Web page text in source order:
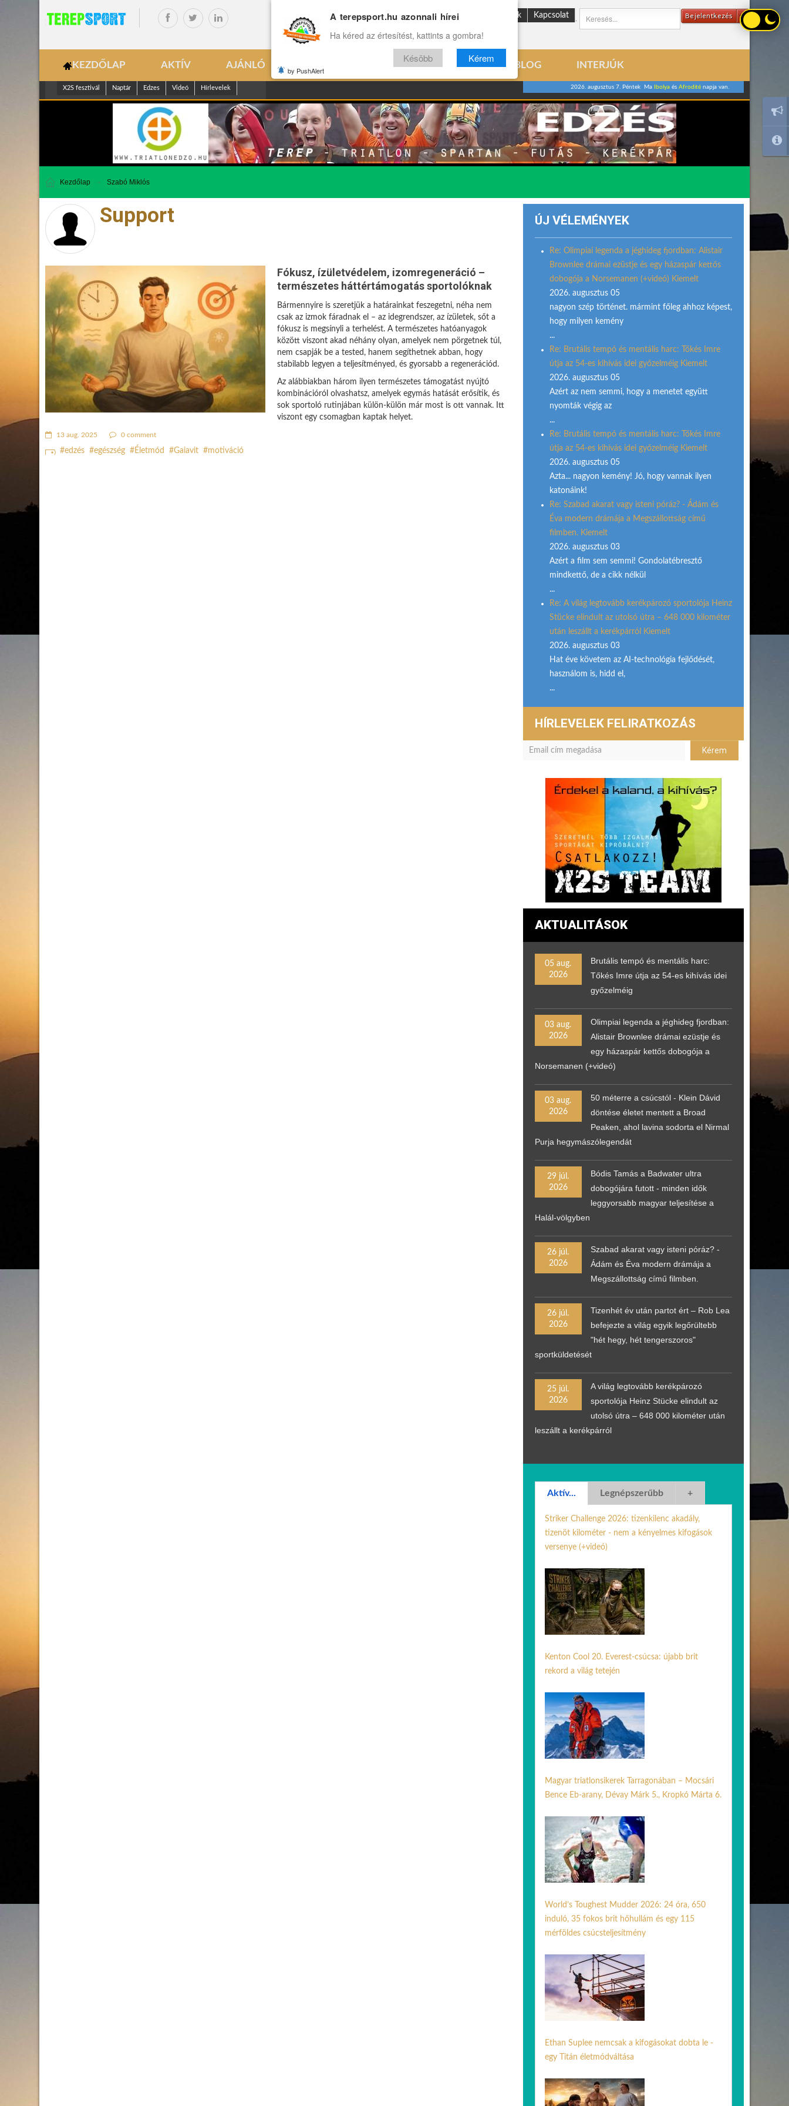
Bejelentkezés
ENG Reviews Archívum Rólunk Kapcsolat
KEZDŐLAP AKTÍV AJÁNLÓ ÉLETMÓD VILÁG BLOG INTERJÚK
X2S fesztivál Naptár Edzes Videó Hírlevelek 2026. augusztus 7. Péntek Ma Ibolyaés Afroditénapja van.
Kezdőlap Szabó Miklós
Support
Fókusz, ízületvédelem, izomregeneráció –
természetes háttértámogatás sportolóknak
Bármennyire is szeretjük a határainkat feszegetni, néha nem
csak az izmok fáradnak el – az idegrendszer, az ízületek, sőt a
fókusz is megsínyli a terhelést. A természetes hatóanyagok
között viszont akad néhány olyan, amelyek nem pörgetnek túl,
nem csapják be a tested, hanem segíthetnek abban, hogy
stabilabb legyen a teljesítményed, és gyorsabb a regenerációd.
Az alábbiakban három ilyen természetes támogatást nyújtó
kombinációról olvashatsz, amelyek egymás hatását erősítik, és
sok sportoló rutinjában külön-külön már most is ott vannak. Itt
viszont egy csomagban kaptak helyet.
13 aug. 2025 0 comment
edzés egészség Életmód Gaiavit motiváció
ÚJ VÉLEMÉNYEK
Re: Olimpiai legenda a jéghideg fjordban: Alistair
Brownlee drámai ezüstje és egy házaspár kettős
dobogója a Norsemanen (+videó) Kiemelt
2026. augusztus 05
nagyon szép történet. mármint főleg ahhoz képest,
hogy milyen kemény
...
Re: Brutális tempó és mentális harc: Tőkés Imre
útja az 54-es kihívás idei győzelméig Kiemelt
2026. augusztus 05
Azért az nem semmi, hogy a menetet együtt
nyomták végig az
...
Re: Brutális tempó és mentális harc: Tőkés Imre
útja az 54-es kihívás idei győzelméig Kiemelt
2026. augusztus 05
Azta... nagyon kemény! Jó, hogy vannak ilyen
katonáink!
Re: Szabad akarat vagy isteni póráz? - Ádám és
Éva modern drámája a Megszállottság című
filmben. Kiemelt
2026. augusztus 03
Azért a film sem semmi! Gondolatébresztő
mindkettő, de a cikk nélkül
...
Re: A világ legtovább kerékpározó sportolója Heinz
Stücke elindult az utolsó útra – 648 000 kilométer
után leszállt a kerékpárról Kiemelt
2026. augusztus 03
Hat éve követem az AI-technológia fejlődését,
használom is, hidd el,
...
HÍRLEVELEK FELIRATKOZÁS
AKTUALITÁSOK
05 aug.
2026
Brutális tempó és mentális harc:
Tőkés Imre útja az 54-es kihívás idei
győzelméig
03 aug.
2026
Olimpiai legenda a jéghideg fjordban:
Alistair Brownlee drámai ezüstje és
egy házaspár kettős dobogója a
Norsemanen (+videó)
03 aug.
2026
50 méterre a csúcstól - Klein Dávid
döntése életet mentett a Broad
Peaken, ahol lavina sodorta el Nirmal
Purja hegymászólegendát
29 júl.
2026
Bódis Tamás a Badwater ultra
dobogójára futott - minden idők
leggyorsabb magyar teljesítése a
Halál-völgyben
26 júl.
2026
Szabad akarat vagy isteni póráz? -
Ádám és Éva modern drámája a
Megszállottság című filmben.
26 júl.
2026
Tizenhét év után partot ért – Rob Lea
befejezte a világ egyik legőrültebb
"hét hegy, hét tengerszoros"
sportküldetését
25 júl.
2026
A világ legtovább kerékpározó
sportolója Heinz Stücke elindult az
utolsó útra – 648 000 kilométer után
leszállt a kerékpárról
Aktív... Legnépszerűbb +
Striker Challenge 2026: tizenkilenc akadály,
tizenöt kilométer - nem a kényelmes kifogások
versenye (+videó)
Kenton Cool 20. Everest-csúcsa: újabb brit
rekord a világ tetején
Magyar triatlonsikerek Tarragonában – Mocsári
Bence Eb-arany, Dévay Márk 5., Kropkó Márta 6.
World’s Toughest Mudder 2026: 24 óra, 650
induló, 35 fokos brit hőhullám és egy 115
mérföldes csúcsteljesítmény
Ethan Suplee nemcsak a kifogásokat dobta le -
egy Titán életmódváltása
A terepsport.hu azonnali hírei
Ha kéred az értesítést, kattints a gombra!
Késöbb Kérem
by PushAlert